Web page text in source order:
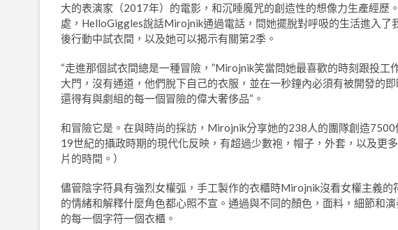
大的表演家（2017年）的電影，和沉睡魔咒的創造性的想像力生產經歷
處，HelloGiggles說話Mirojnik通過電話，問她擺脫對呼吸的生活進入了
後行動中試衣間，以及她可以揭示有關第2季。
“走進那個試衣間總是一種冒險，”Mirojnik笑當問她最喜歡的時刻跟投工
大門，沒有通道，他們脫下自己的衣服，並在一秒鐘內必須有被開發的
還得有與劇組的每一個冒險的偉大奢侈品“。
和冒險它是。在與時尚的採訪，Mirojnik分享她的238人的團隊創造
19世紀的攝政時期的現代化反映，有超過少數袍，帽子，外套，以及更
片的時間。）
儘管陰字符具有強烈女權弧，手工製作的衣櫃時Mirojnik沒看女權主義
的情緒和解釋什麼角色都心照不宣。通過與不同的顏色，面料，細節和
的每一個字符一個衣櫃。